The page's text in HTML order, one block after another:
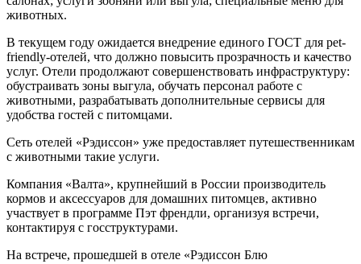
животных.
В текущем году ожидается внедрение единого ГОСТ для pet-
friendly-отелей, что должно повысить прозрачность и качество
услуг. Отели продолжают совершенствовать инфраструктуру:
обустраивать зоны выгула, обучать персонал работе с
животными, разрабатывать дополнительные сервисы для
удобства гостей с питомцами.
Сеть отелей «Рэдиссон» уже предоставляет путешественникам
с животными такие услуги.
Компания «Валта», крупнейший в России производитель
кормов и аксессуаров для домашних питомцев, активно
участвует в программе Пэт френдли, организуя встречи,
контактируя с госструктурами.
На встрече, прошедшей в отеле «Рэдиссон Блю